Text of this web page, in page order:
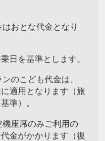
おとな代金となり
日を基準とします。
のこども代金は、
適用となります（旅
準）。
座席のみご利用の
金がかかります（復